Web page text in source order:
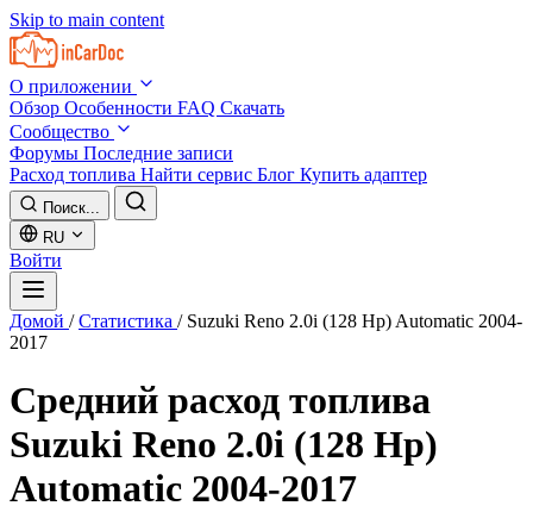
Skip to main content
О приложении
Обзор Особенности FAQ Скачать
Сообщество
Форумы Последние записи
Расход топлива Найти сервис Блог Купить адаптер
Поиск...
RU
Войти
Домой / Статистика / Suzuki Reno 2.0i (128 Hp) Automatic 2004-
2017
Средний расход топлива
Suzuki Reno 2.0i (128 Hp)
Automatic 2004-2017